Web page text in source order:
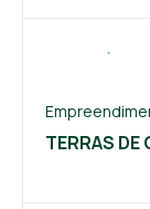
TERRAS DE